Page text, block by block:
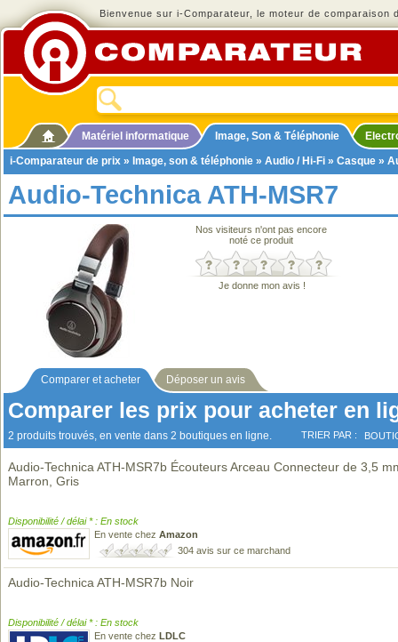
Bienvenue sur i-Comparateur, le moteur de comparaison
Matériel informatique Image, Son & Téléphonie
i-Comparateur de prix » Image, son & téléphonie » Audio / Hi-Fi » Casque »
Audio-Technica ATH-MSR7
Nos visiteurs n'ont pas encore
noté ce produit
Je donne mon avis !
Comparer et acheter Déposer un avis
Comparer les prix pour acheter en
2 produits trouvés, en vente dans 2 boutiques en ligne. TRIER PAR :
Audio-Technica ATH-MSR7b Écouteurs Arceau Connecteur de 3,5
Marron, Gris
Disponibilité / délai * : En stock
En vente chez Amazon
304 avis sur ce marchand
Audio-Technica ATH-MSR7b Noir
Disponibilité / délai * : En stock
En vente chez LDLC